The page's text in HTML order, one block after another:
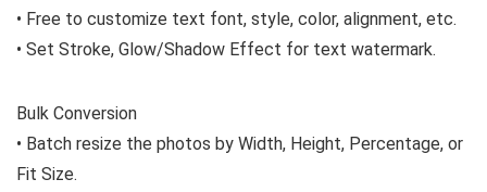
• Free to customize text font, style, color, alignment, etc.
• Set Stroke, Glow/Shadow Effect for text watermark.
Bulk Conversion
• Batch resize the photos by Width, Height, Percentage, or
Fit Size.